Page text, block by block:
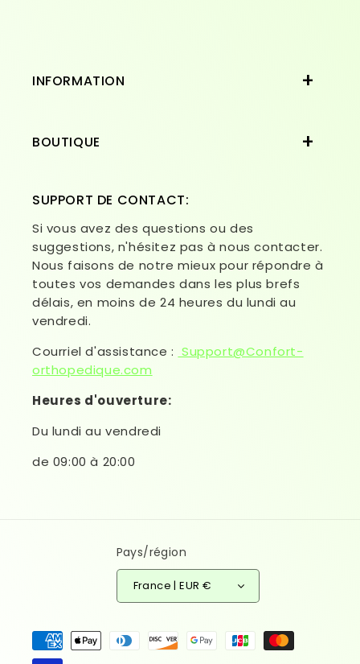
INFORMATION
BOUTIQUE
SUPPORT DE CONTACT:
Si vous avez des questions ou des
suggestions, n'hésitez pas à nous contacter.
Nous faisons de notre mieux pour répondre à
toutes vos demandes dans les plus brefs
délais, en moins de 24 heures du lundi au
vendredi.
Courriel d'assistance : Support@Confort-
orthopedique.com
Heures d'ouverture:
Du lundi au vendredi
de 09:00 à 20:00
Pays/région
France | EUR €